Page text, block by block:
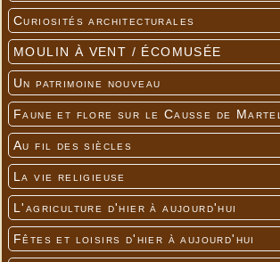
Curiosités architecturales
MOULIN À VENT / ÉCOMUSÉE
Un patrimoine nouveau
Faune et flore sur le Causse de Martel
Au fil des siècles
La vie religieuse
L'agriculture d'hier à aujourd'hui
Fêtes et loisirs d'hier à aujourd'hui